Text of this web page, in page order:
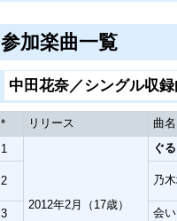
参加楽曲一覧
中田花奈／シングル収録
* リリース 曲名
1
2012年2月（17歳）
ぐ
2 乃
3
会